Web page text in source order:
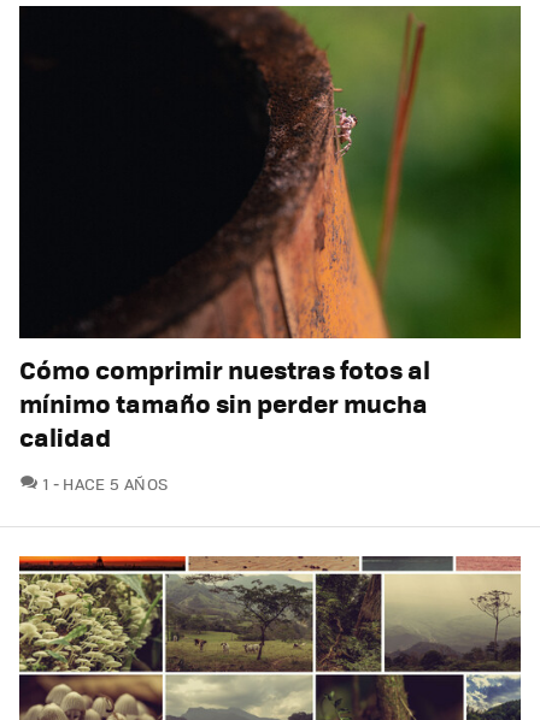
Cómo comprimir nuestras fotos al
mínimo tamaño sin perder mucha
calidad
1 COMENTARIOS
HACE 5 AÑOS